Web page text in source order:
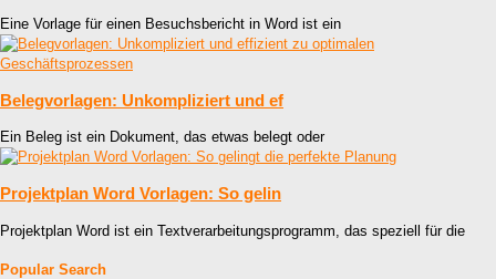
Eine Vorlage für einen Besuchsbericht in Word ist ein
Belegvorlagen: Unkompliziert und ef
Ein Beleg ist ein Dokument, das etwas belegt oder
Projektplan Word Vorlagen: So gelin
Projektplan Word ist ein Textverarbeitungsprogramm, das speziell für die
Popular Search